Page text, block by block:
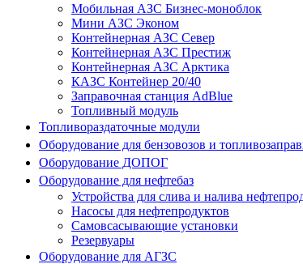
Мобильная АЗС Бизнес-моноблок
Мини АЗС Эконом
Контейнерная АЗС Север
Контейнерная АЗС Престиж
Контейнерная АЗС Арктика
КАЗС Контейнер 20/40
Заправочная станция AdBlue
Топливный модуль
Топливораздаточные модули
Оборудование для бензовозов и
Оборудование ДОПОГ
Оборудование для нефтебаз
Устройства для слива и налива
Насосы для нефтепродуктов
Самовсасывающие установки
Резервуары
Оборудование для АГЗС